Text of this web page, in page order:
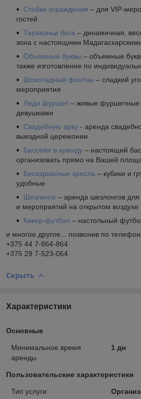
Стойки ограждения – для VIP-
гостей
Тараканьи бега – динамичная,
зона с настоящими
Объемные буквы – объемные
также изготовление по
Шоколадный фонтан – сладкий
мероприятия
Леди фуршет – живые фуршетные
девушками
Свадебную арку - аренда
выездной церемонии
Бассейн в аренду – настоящий
организовать прямо на Вашей
Бескаркасные кресла – кубики и
удобные
Шезлонги – аренда шезлонгов
и мероприятий на открытом воздухе
Кикер-футбол – настольный
и многое другое... позвонив по
+375 44 7-864-864
+375 29 7-523-064
Скрыть
Характеристики
Основные
Минимальное время
аренды
1 дн
Пользовательские характеристики
Тип услуги